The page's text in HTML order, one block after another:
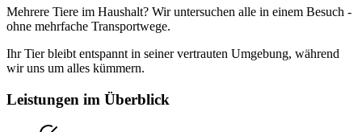
Mehrere Tiere im Haushalt? Wir untersuchen alle in einem Besuch -
ohne mehrfache Transportwege.
Ihr Tier bleibt entspannt in seiner vertrauten Umgebung, während
wir uns um alles kümmern.
Leistungen im Überblick